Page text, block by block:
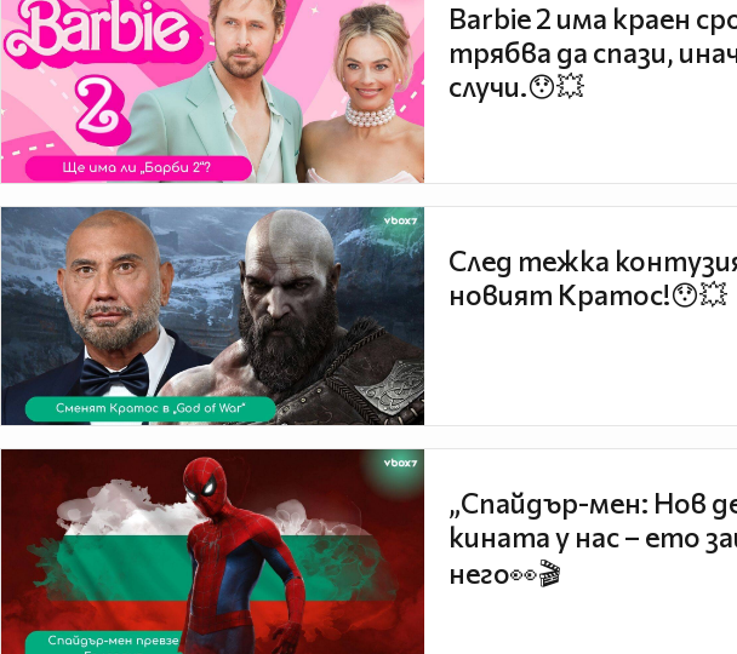
Barbie 2 има краен
трябва да спази,
случи.😯💥
След тежка
новият Кратос!😯💥
„Спайдър-мен: Нов
кината у нас – ето
него👀🎬